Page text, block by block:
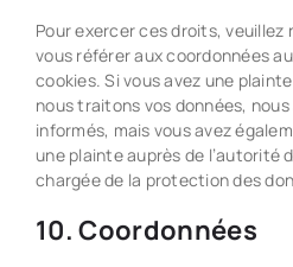
Pour exercer ces droits, veuillez
vous référer aux coordonnées
cookies. Si vous avez une
nous traitons vos données,
informés, mais vous avez
une plainte auprès de l’autorité
chargée de la protection des
10. Coordonnées